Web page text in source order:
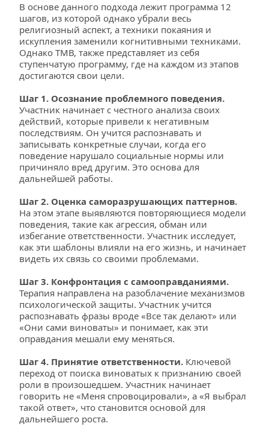
В основе данного подхода лежит программа 12
шагов, из которой однако убрали весь
религиозный аспект, а техники покаяния и
искупления заменили когнитивными техниками.
Однако ТМВ, также представляет из себя
ступенчатую программу, где на каждом из этапов
достигаются свои цели.
Шаг 1. Осознание проблемного поведения.
Участник начинает с честного анализа своих
действий, которые привели к негативным
последствиям. Он учится распознавать и
записывать конкретные случаи, когда его
поведение нарушало социальные нормы или
причиняло вред другим. Это основа для
дальнейшей работы.
На этом этапе выявляются повторяющиеся модели
поведения, такие как агрессия, обман или
избегание ответственности. Участник исследует,
как эти шаблоны влияли на его жизнь, и начинает
видеть их связь со своими проблемами.
Шаг 3. Конфронтация с самооправданиями.
Терапия направлена на разоблачение механизмов
психологической защиты. Участник учится
распознавать фразы вроде «Все так делают» или
«Они сами виноваты» и понимает, как эти
оправдания мешали ему меняться.
Шаг 4. Принятие ответственности. Ключевой
переход от поиска виноватых к признанию своей
роли в произошедшем. Участник начинает
говорить не «Меня спровоцировали», а «Я выбрал
такой ответ», что становится основой для
дальнейшего роста.